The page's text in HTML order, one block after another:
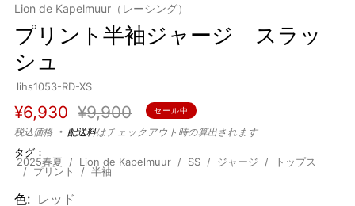
Lion de Kapelmuur（レーシング）
プリント半袖ジャージ スラッ
シュ
lihs1053-RD-XS
通
常
価
格
¥6,930 セ
ー
ル
価
¥9,900 セール中
税込価格 配送料はチェックアウト時の算出されます
タグ：
2025春夏 Lion de Kapelmuur SS ジャージ トップス
プリント 半袖
色: レッド